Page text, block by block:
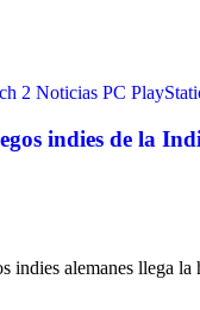
2 Noticias PC
indies de la
indies alemanes llega